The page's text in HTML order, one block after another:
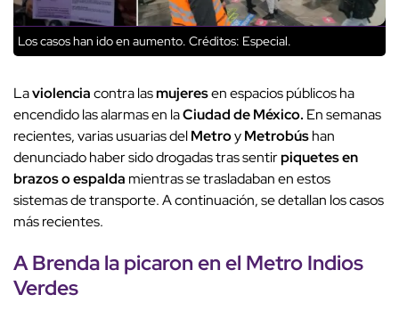
Los casos han ido en aumento. Créditos: Especial.
Laviolenciacontra lasmujeresen espacios públicos ha
encendido las alarmas en laCiudad de México. En semanas
recientes, varias usuarias delMetroyMetrobúshan
denunciado haber sido drogadas tras sentirpiquetes en
brazos o espalda mientras se trasladaban en estos
sistemas de transporte. A continuación, se detallan los casos
más recientes.
ABrendala picaron en el MetroIndios
Verdes